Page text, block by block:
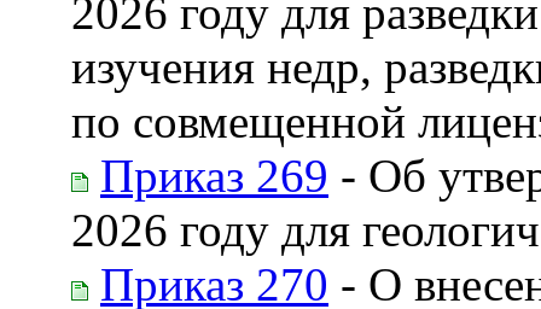
2026 году для
изучения недр,
по совмещенной
Приказ 269 - Об
2026 году для
Приказ 270 - О